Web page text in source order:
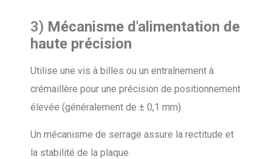
3) Mécanisme d'alimentation de
haute précision
Utilise une vis à billes ou un entraînement à
crémaillère pour une précision de positionnement
élevée (généralement de ± 0,1 mm).
Un mécanisme de serrage assure la rectitude et
la stabilité de la plaque.